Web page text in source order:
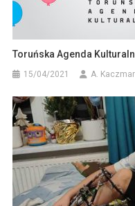
Toruńska Agenda
15/04/2021 A.